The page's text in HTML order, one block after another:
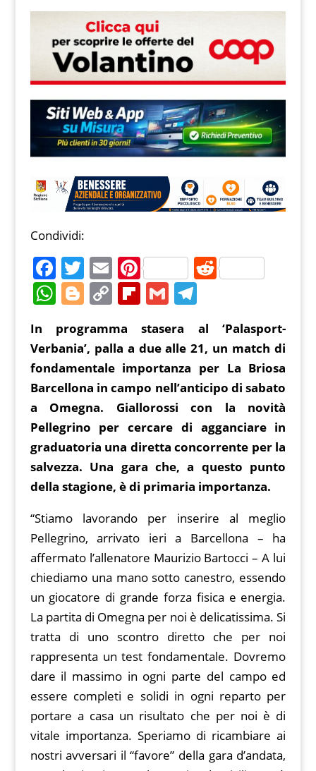
Condividi:
F
a
c
e
b
o
o
k
T
w
itt
er
E
m
ai
l
Pi
nt
er
e
st
R
di
t
W
at
s
A
p
p
Bl
g
g
er
C
p
y
Li
n
k
Fl
b
o
ar
d
G
ai
l
T
el
e
gr
a
m
In programma stasera al ‘Palasport-
Verbania’, palla a due alle 21, un match di
fondamentale importanza per La Briosa
Barcellona in campo nell’anticipo di sabato
a Omegna. Giallorossi con la novità
Pellegrino per cercare di agganciare in
graduatoria una diretta concorrente per la
salvezza. Una gara che, a questo punto
della stagione, è di primaria importanza.
“Stiamo lavorando per inserire al meglio
Pellegrino, arrivato ieri a Barcellona – ha
affermato l’allenatore Maurizio Bartocci – A lui
chiediamo una mano sotto canestro, essendo
un giocatore di grande forza fisica e energia.
La partita di Omegna per noi è delicatissima. Si
tratta di uno scontro diretto che per noi
rappresenta un test fondamentale. Dovremo
dare il massimo in ogni parte del campo ed
essere completi e solidi in ogni reparto per
portare a casa un risultato che per noi è di
vitale importanza. Speriamo di ricambiare ai
nostri avversari il “favore” della gara d’andata,